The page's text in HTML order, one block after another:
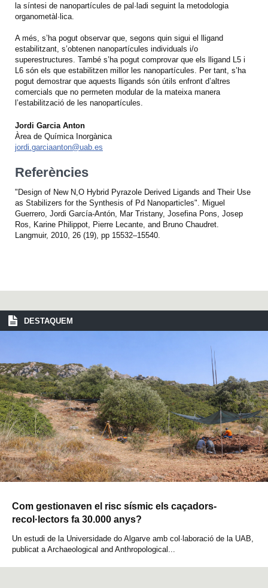
la síntesi de nanopartícules de pal·ladi seguint la metodologia
organometàl·lica.
A més, s’ha pogut observar que, segons quin sigui el lligand
estabilitzant, s’obtenen nanopartícules individuals i/o
superestructures. També s’ha pogut comprovar que els lligand L5 i
L6 són els que estabilitzen millor les nanopartícules. Per tant, s’ha
pogut demostrar que aquests lligands són útils enfront d’altres
comercials que no permeten modular de la mateixa manera
l’estabilització de les nanopartícules.
Jordi Garcia Anton
Àrea de Química Inorgànica
jordi.garciaanton@uab.es
Referències
"Design of New N,O Hybrid Pyrazole Derived Ligands and Their Use
as Stabilizers for the Synthesis of Pd Nanoparticles". Miguel
Guerrero, Jordi García-Antón, Mar Tristany, Josefina Pons, Josep
Ros, Karine Philippot, Pierre Lecante, and Bruno Chaudret.
Langmuir, 2010, 26 (19), pp 15532–15540.
DESTAQUEM
Com gestionaven el risc sísmic els caçadors-
recol·lectors fa 30.000 anys?
Un estudi de la Universidade do Algarve amb col·laboració de la UAB,
publicat a Archaeological and Anthropological...